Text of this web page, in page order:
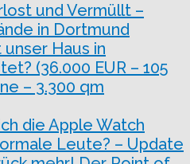
und Vermüllt –
in Dortmund
unser Haus in
(36.000 EUR – 105
– 3.300 qm
die Apple Watch
Leute? – Update